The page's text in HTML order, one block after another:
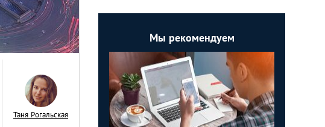
Таня Рогальская
Мы рекомендуем